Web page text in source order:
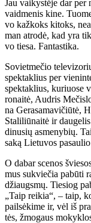
Jau vai­kys­tė­je dar per
vaid­me­nis ki­ne.
vo kaž­koks ki­toks,
man at­ro­dė, kad yra
vo tie­sa. Fan­tas­ti­ka.
So­viet­me­čio
spek­tak­lius per
spek­tak­lius, ku­riuo­se
ro­nai­tė, Aud­ris
na Ge­ra­sa­ma­vi­čiū­tė,
Sta­li­liū­nai­tė ir
di­nu­sių as­me­ny­bių.
sa­ką Lie­tu­vos
O da­bar sce­nos
mus su­kvie­čia pa­bū­ti
džiaugs­mų. Tie­siog
„Taip rei­kia“, – taip,
pail­sė­ki­me ir, vėl iš
tės, žmo­gaus